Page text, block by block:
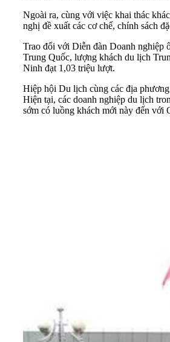
Ngoài ra, cùng với việc khai thác
nghị đề xuất các cơ chế, chính sách
Trao đổi với Diễn đàn Doanh nghiệp
Trung Quốc, lượng khách du lịch
Ninh đạt 1,03 triệu lượt.
Hiệp hội Du lịch cùng các địa
Hiện tại, các doanh nghiệp du lịch
sớm có luồng khách mới này đến với